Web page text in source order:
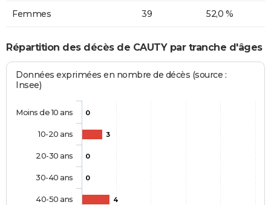
Femmes 39 52,0 %
Répartition des décès de CAUTY par tranche d'âges
Données exprimées en nombre de décès (source :
Insee)
0
3
0
0
4
Moins de 10 ans
10-20 ans
20-30 ans
30-40 ans
40-50 ans